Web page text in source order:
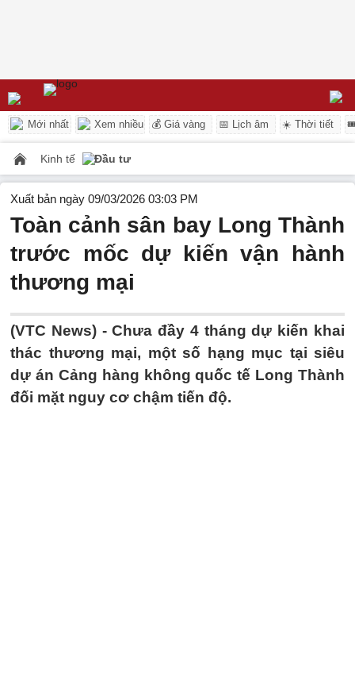
Mới nhất Xem nhiều 💰 Giá vàng 📅 Lịch âm ☀️ Thời tiết
Kinh tế Đầu tư
Xuất bản ngày 09/03/2026 03:03 PM
Toàn cảnh sân bay Long Thành
trước mốc dự kiến vận hành
thương mại
(VTC News) -Chưa đầy 4 tháng dự kiến khai
thác thương mại, một số hạng mục tại siêu
dự án Cảng hàng không quốc tế Long Thành
đối mặt nguy cơ chậm tiến độ.